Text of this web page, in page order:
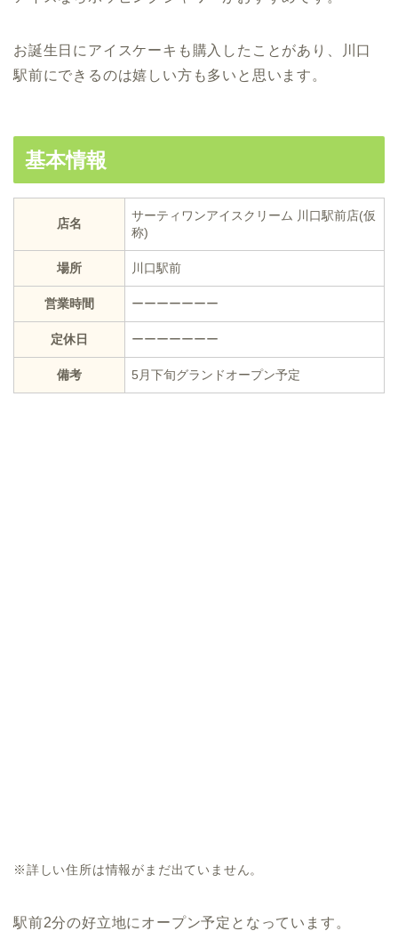
お誕生日にアイスケーキも購入したことがあり、川口
駅前にできるのは嬉しい方も多いと思います。
基本情報
店名
サーティワンアイスクリーム 川口駅前店(仮
称)
場所 川口駅前
営業時間 ーーーーーーー
定休日 ーーーーーーー
備考 5月下旬グランドオープン予定
※詳しい住所は情報がまだ出ていません。
駅前2分の好立地にオープン予定となっています。